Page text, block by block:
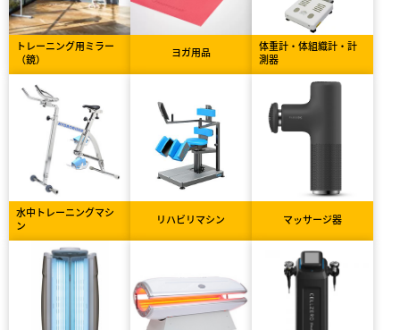
トレーニング用ミラー
（鏡）
ヨガ用品
体重計・体組織計・計
測器
水中トレーニングマシ
ン
リハビリマシン マッサージ器